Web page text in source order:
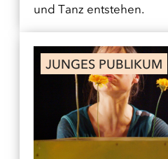
und Tanz entstehen.
JUNGES PUBLIKUM